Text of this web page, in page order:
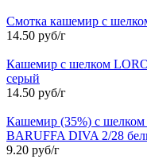
Смотка кашемир с
14.50 руб/г
Кашемир с шелком
серый
14.50 руб/г
Кашемир (35%) с
BARUFFA DIVA 2/28
9.20 руб/г